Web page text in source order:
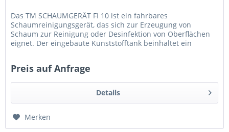
Das TM SCHAUMGERÄT FI 10 ist ein fahrbares
Schaumreinigungsgerät, das sich zur Erzeugung von
Schaum zur Reinigung oder Desinfektion von Oberflächen
eignet. Der eingebaute Kunststofftank beinhaltet ein
Preis auf Anfrage
Details
Merken